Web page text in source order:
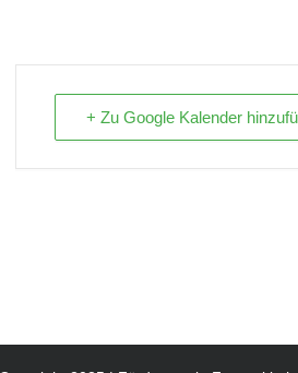
+ Zu Google Kalender